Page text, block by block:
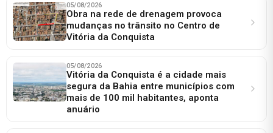
05/08/2026
Obra na rede de drenagem provoca
mudanças no trânsito no Centro de
Vitória da Conquista
05/08/2026
Vitória da Conquista é a cidade mais
segura da Bahia entre municípios com
mais de 100 mil habitantes, aponta
anuário